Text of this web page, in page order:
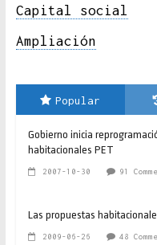
Capital social
Ampliación
Popular
Gobierno inicia
habitacionales PET
2007-10-30 91
Las propuestas
2009-06-26 48